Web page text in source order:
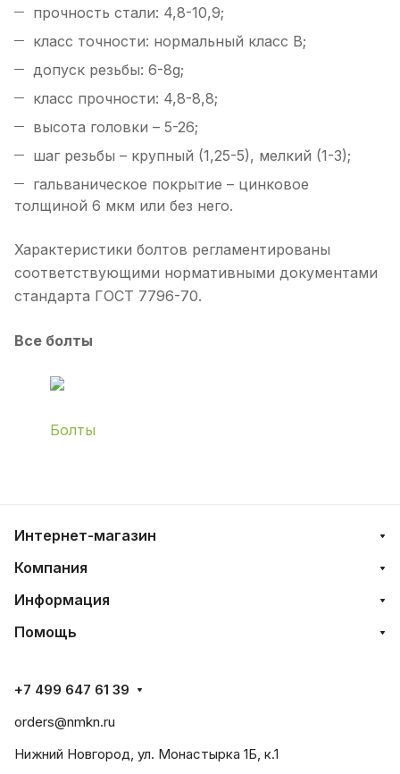
прочность стали: 4,8-10,9;
класс точности: нормальный класс В;
допуск резьбы: 6-8g;
класс прочности: 4,8-8,8;
высота головки – 5-26;
шаг резьбы – крупный (1,25-5), мелкий (1-3);
гальваническое покрытие – цинковое
толщиной 6 мкм или без него.
Характеристики болтов регламентированы
соответствующими нормативными документами
стандарта ГОСТ 7796-70.
Все болты
Болты
Интернет-магазин
Компания
Информация
Помощь
+7 499 647 61 39
orders@nmkn.ru
Нижний Новгород, ул. Монастырка 1Б, к.1